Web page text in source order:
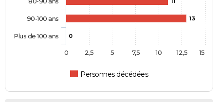
13
0
Personnes décédées
90-100 ans
Plus de 100 ans
0 2,5 5 7,5 10 12,5 15